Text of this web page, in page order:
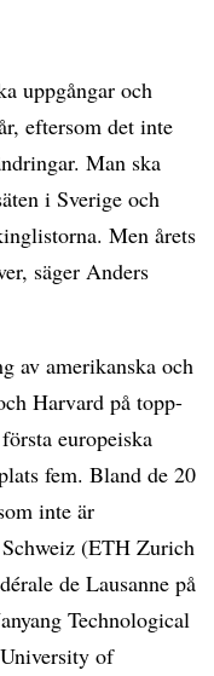
uppgångar och
eftersom det inte
Man ska
i Sverige och
Men årets
säger Anders
av amerikanska och
Harvard på topp-
europeiska
fem. Bland de 20
inte är
(ETH Zurich
de Lausanne på
Technological
of